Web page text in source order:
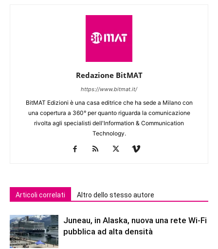
Redazione BitMAT
https://www.bitmat.it/
BitMAT Edizioni è una casa editrice che ha sede a Milano con
una copertura a 360° per quanto riguarda la comunicazione
rivolta agli specialisti dell'lnformation & Communication
Technology.
Articoli correlati Altro dello stesso autore
Juneau, in Alaska, nuova una rete Wi-Fi
pubblica ad alta densità